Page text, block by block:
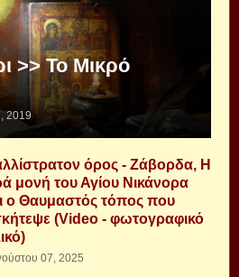
>> Το Μικρό
2019
όρος - Ζάβορδα, Η
μονή του Αγίου Νικάνορα
ο Θαυμαστός τόπος που
(Video - φωτογραφικό
07, 2025